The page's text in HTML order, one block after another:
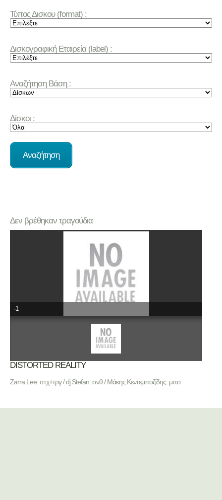
Τύπος Δισκου (format) :
Δισκογραφική Εταιρεία (label) :
Αναζήτηση Βάση :
Δίσκοι :
Δεν βρέθηκαν τραγούδια
-1
DISTORTED REALITY
Zarra Lee: στχ+τργ / dj Stefan: σνθ / Μάκης Κεντεμποζίδης: μπσ